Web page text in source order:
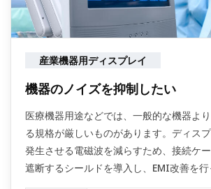
産業機器用ディスプレイ
機器のノイズを抑制したい
医療機器用途などでは、一般的な機器よ
る規格が厳しいものがあります。ディス
発生させる電磁波を減らすため、接続ケ
遮断するシールドを導入し、EMI改善を行